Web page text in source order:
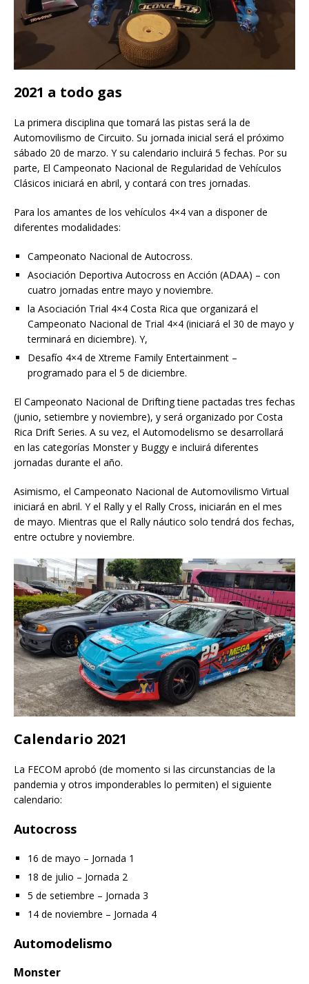
2021 a todo gas
La primera disciplina que tomará las pistas será la de
Automovilismo de Circuito. Su jornada inicial será el próximo
sábado 20 de marzo. Y su calendario incluirá 5 fechas. Por su
parte, El Campeonato Nacional de Regularidad de Vehículos
Clásicos iniciará en abril, y contará con tres jornadas.
Para los amantes de los vehículos 4×4 van a disponer de
diferentes modalidades:
Campeonato Nacional de Autocross.
Asociación Deportiva Autocross en Acción (ADAA) – con
cuatro jornadas entre mayo y noviembre.
la Asociación Trial 4×4 Costa Rica que organizará el
Campeonato Nacional de Trial 4×4 (iniciará el 30 de mayo y
terminará en diciembre). Y,
Desafío 4×4 de Xtreme Family Entertainment –
programado para el 5 de diciembre.
El Campeonato Nacional de Drifting tiene pactadas tres fechas
(junio, setiembre y noviembre), y será organizado por Costa
Rica Drift Series. A su vez, el Automodelismo se desarrollará
en las categorías Monster y Buggy e incluirá diferentes
jornadas durante el año.
Asimismo, el Campeonato Nacional de Automovilismo Virtual
iniciará en abril. Y el Rally y el Rally Cross, iniciarán en el mes
de mayo. Mientras que el Rally náutico solo tendrá dos fechas,
entre octubre y noviembre.
Calendario 2021
La FECOM aprobó (de momento si las circunstancias de la
pandemia y otros imponderables lo permiten) el siguiente
calendario:
Autocross
16 de mayo – Jornada 1
18 de julio – Jornada 2
5 de setiembre – Jornada 3
14 de noviembre – Jornada 4
Automodelismo
Monster